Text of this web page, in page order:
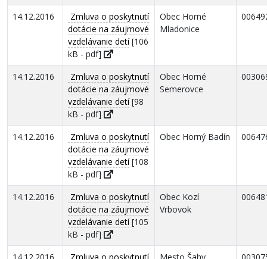
14.12.2016
Zmluva o poskytnutí
dotácie na záujmové
vzdelávanie detí[106
kB - pdf]
Obec Horné
Mladonice
14.12.2016
Zmluva o poskytnutí
dotácie na záujmové
vzdelávanie detí[98
kB - pdf]
Obec Horné
Semerovce
14.12.2016
Zmluva o poskytnutí
dotácie na záujmové
vzdelávanie detí[108
kB - pdf]
Obec Horný Badín
14.12.2016
Zmluva o poskytnutí
dotácie na záujmové
vzdelávanie detí[105
kB - pdf]
Obec Kozí
Vrbovok